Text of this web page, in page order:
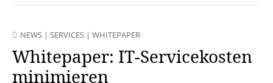
NEWS | SERVICES | WHITEPAPER
Whitepaper: IT-Servicekosten
minimieren